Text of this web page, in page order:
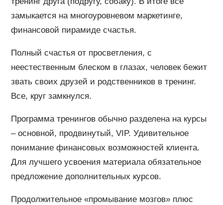
замыкается на многоуровневом маркетинге,
финансовой пирамиде счастья.
Полный счастья от просветления, с
неестественным блеском в глазах, человек бежит
звать своих друзей и родственников в тренинг.
Все, круг замкнулся.
Программа тренингов обычно разделена на курсы
– основной, продвинутый, VIP. Удивительное
понимание финансовых возможностей клиента.
Для лучшего усвоения материала обязательное
предложение дополнительных курсов.
Продолжительное «промывание мозгов» плюс